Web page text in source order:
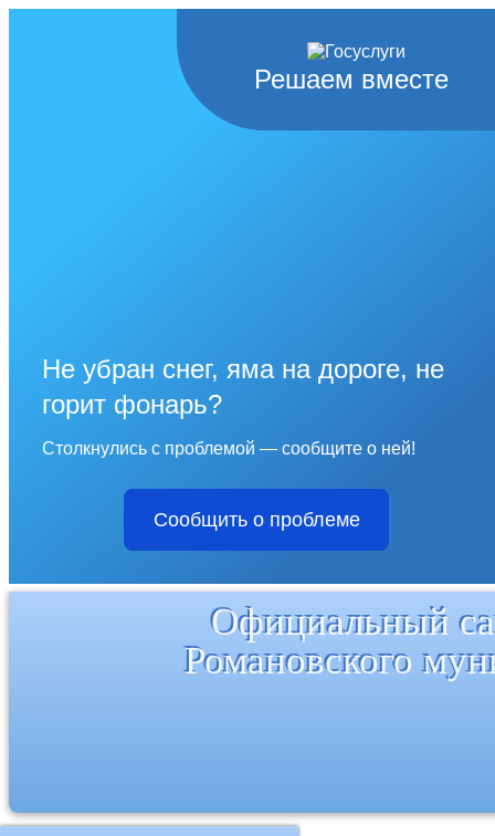
Решаем вместе
Не убран снег, яма на дороге, не
горит фонарь?
Столкнулись с проблемой — сообщите о ней!
Сообщить о проблеме
Официальный
Романовского